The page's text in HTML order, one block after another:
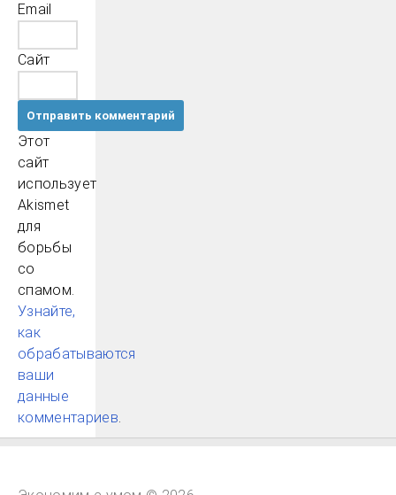
Email
Сайт
Этот
сайт
использует
Akismet
для
борьбы
со
спамом.
Узнайте,
как
обрабатываются
ваши
данные
комментариев.